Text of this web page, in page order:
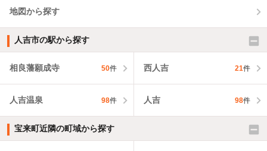
地図から探す
人吉市の駅から探す
相良藩願成寺 50件 西人吉 21件
人吉温泉 98件 人吉 98件
宝来町近隣の町域から探す